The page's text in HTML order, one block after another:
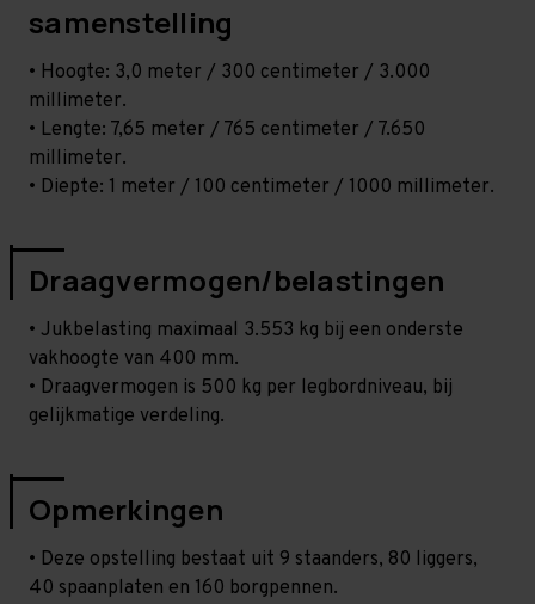
samenstelling
• Hoogte: 3,0 meter / 300 centimeter / 3.000
millimeter.
• Lengte: 7,65 meter / 765 centimeter / 7.650
millimeter.
• Diepte: 1 meter / 100 centimeter / 1000 millimeter.
Draagvermogen/belastingen
• Jukbelasting maximaal 3.553 kg bij een onderste
vakhoogte van 400 mm.
• Draagvermogen is 500 kg per legbordniveau, bij
gelijkmatige verdeling.
Opmerkingen
• Deze opstelling bestaat uit 9 staanders, 80 liggers,
40 spaanplaten en 160 borgpennen.